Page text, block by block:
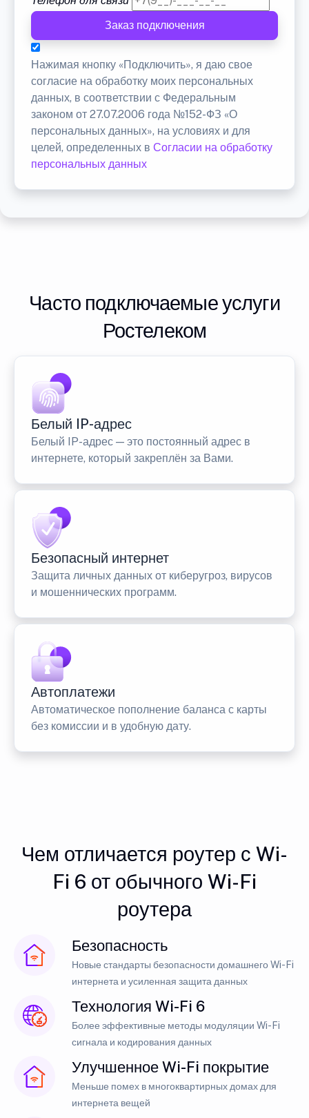
Заказ подключения
Нажимая кнопку «Подключить», я даю свое
согласие на обработку моих персональных
данных, в соответствии с Федеральным
законом от 27.07.2006 года №152-ФЗ «О
персональных данных», на условиях и для
целей, определенных в Согласии на обработку
персональных данных
Часто подключаемые услуги
Ростелеком
Белый IP-адрес
Белый IP-адрес — это постоянный адрес в
интернете, который закреплён за Вами.
Безопасный интернет
Защита личных данных от киберугроз, вирусов
и мошеннических программ.
Автоплатежи
Автоматическое пополнение баланса с карты
без комиссии и в удобную дату.
Чем отличается роутер с Wi-
Fi 6 от обычного Wi-Fi
роутера
Безопасность
Новые стандарты безопасности домашнего Wi-Fi
интернета и усиленная защита данных
Технология Wi-Fi 6
Более эффективные методы модуляции Wi-Fi
сигнала и кодирования данных
Улучшенное Wi-Fi покрытие
Меньше помех в многоквартирных домах для
интернета вещей